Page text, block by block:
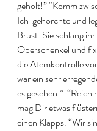
geholt!” “Komm
Ich  gehorchte und
Brust. Sie schlang
Oberschenkel und
die Atemkontrolle
war ein sehr
es gesehen.”
mag Dir etwas
einen Klapps. “Wir